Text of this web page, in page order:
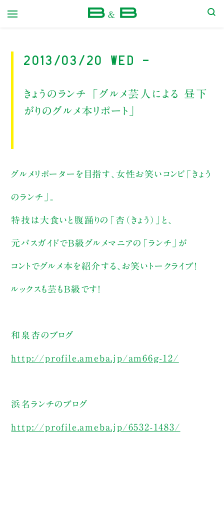
2013/03/20 Wed -
きょうのランチ 「グルメ芸人による 昼下
がりのグルメ本リポート」
グルメリポーターを目指す、女性お笑いコンビ「きょう
のランチ」。
特技は大食いと腹踊りの「杏（きょう）」と、
元バスガイドでB級グルメマニアの「ランチ」が
コントでグルメ本を紹介する、お笑いトークライブ！
ルックスも芸もB級です！
和泉杏のブログ
http://profile.ameba.jp/am66g-12/
浜名ランチのブログ
http://profile.ameba.jp/6532-1483/